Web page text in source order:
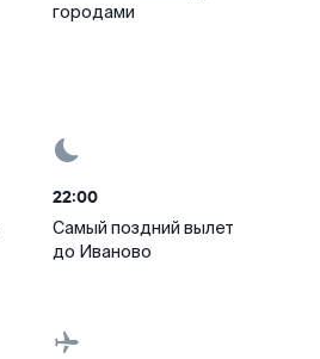
городами
22:00
Самый поздний вылет
до Иваново